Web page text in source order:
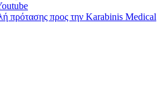
πρότασης προς την Karabinis Medical